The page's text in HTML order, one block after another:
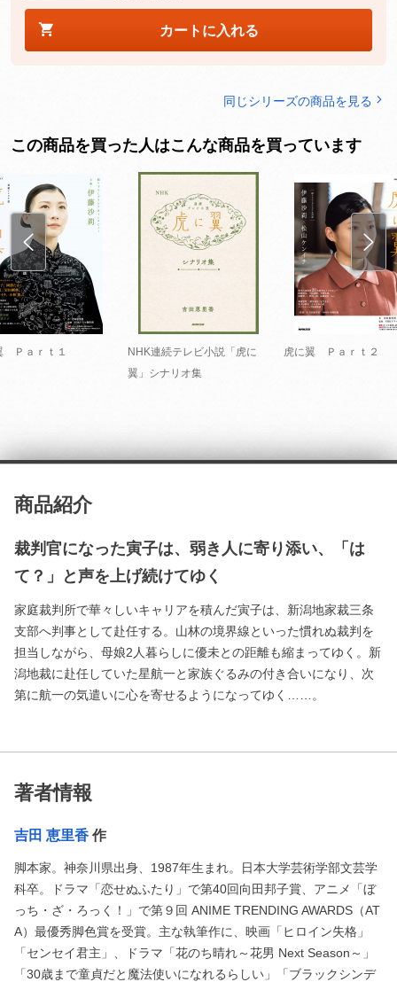
カートに入れる
同じシリーズの商品を見る
この商品を買った人はこんな商品を買っています
Ｐａｒｔ１
NHK連続テレビ小説「虎に
翼」シナリオ集
虎に翼 Ｐａｒｔ２
商品紹介
裁判官になった寅子は、弱き人に寄り添い、「は
て？」と声を上げ続けてゆく
家庭裁判所で華々しいキャリアを積んだ寅子は、新潟地家裁三条
支部へ判事として赴任する。山林の境界線といった慣れぬ裁判を
担当しながら、母娘2人暮らしに優未との距離も縮まってゆく。新
潟地裁に赴任していた星航一と家族ぐるみの付き合いになり、次
第に航一の気遣いに心を寄せるようになってゆく……。
著者情報
吉田 恵里香 作
脚本家。神奈川県出身、1987年生まれ。日本大学芸術学部文芸学
科卒。ドラマ「恋せぬふたり」で第40回向田邦子賞、アニメ「ぼ
っち・ざ・ろっく！」で第９回 ANIME TRENDING AWARDS（AT
A）最優秀脚色賞を受賞。主な執筆作に、映画「ヒロイン失格」
「センセイ君主」、ドラマ「花のち晴れ～花男 Next Season～」
「30歳まで童貞だと魔法使いになれるらしい」「ブラックシンデ